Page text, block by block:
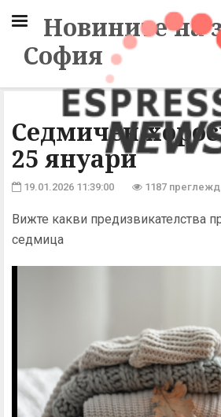
Новините на
София
Седмичен
25 януари
19.01.2026 11:39:00 1187
Вижте какви предизвикателства
седмица